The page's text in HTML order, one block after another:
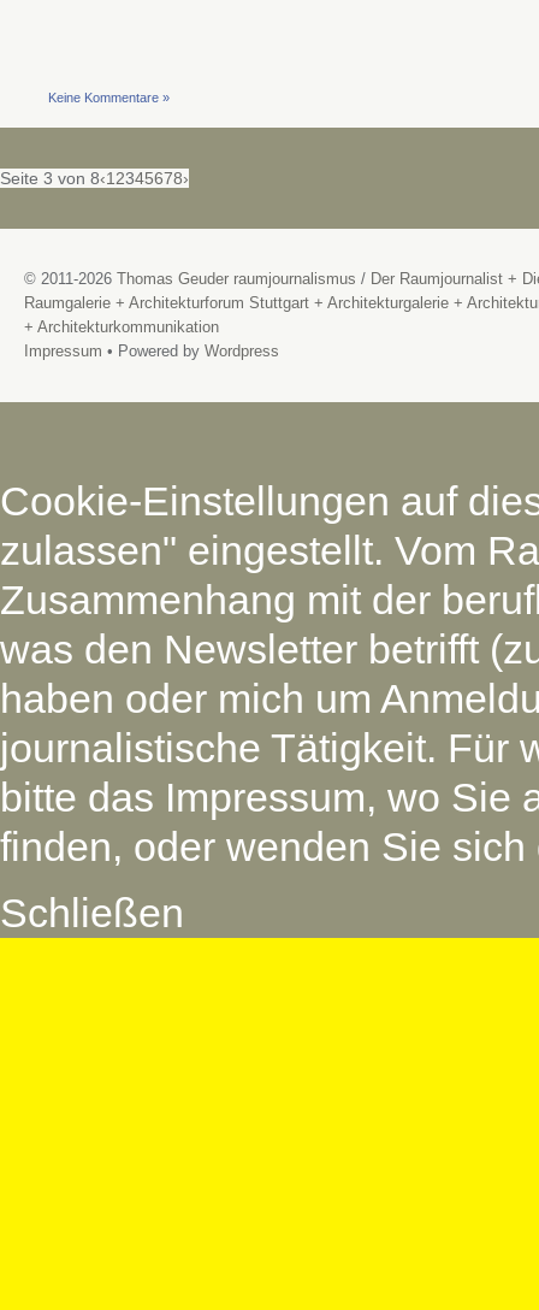
Keine Kommentare »
Seite 3 von 8‹1 2345678›
© 2011-2026 Thomas Geuder raumjournalismus / Der Raumjournalist +
Raumgalerie + Architekturforum Stuttgart + Architekturgalerie +
+ Architekturkommunikation
Impressum • Powered by Wordpress
Cookie-Einstellungen auf
zulassen" eingestellt. Vom
Zusammenhang mit der
was den Newsletter betrifft
haben oder mich um
journalistische Tätigkeit. Für
bitte das Impressum, wo Sie
finden, oder wenden Sie
Schließen